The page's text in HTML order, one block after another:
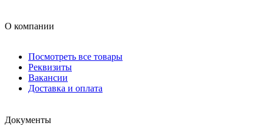
О компании
Посмотреть все товары
Реквизиты
Вакансии
Доставка и оплата
Документы